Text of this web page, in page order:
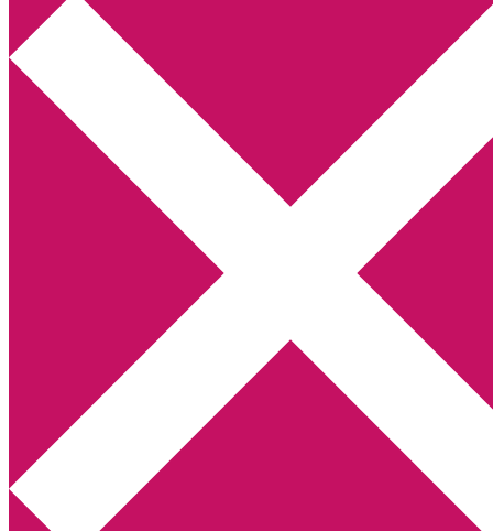
Annikas litteratur- och kulturblogg
Deckare, kriminalromaner, thrillers
Hem
Boktolva
Författarfemman
Kontakt
Webbshop Amazon
Utskriftscentralen
Min tv-blogg
You are here:Home Amerikansk litteratur
Recension: Svårfångat
byte av Janet Evanovich
Recension: Svårfångat byte av
Janet Evanovich